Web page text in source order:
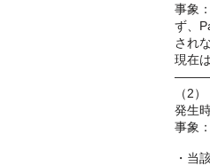
事象
ず、
され
現在
（2）
発生
事象
・当